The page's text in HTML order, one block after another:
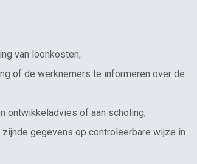
van loonkosten;
of de werknemers te informeren over de
ontwikkeladvies of aan scholing;
gegevens op controleerbare wijze in